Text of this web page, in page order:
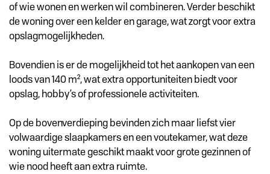
of wie wonen en werken wil combineren. Verder beschikt
de woning over een kelder en garage, wat zorgt voor extra
opslagmogelijkheden.
Bovendien is er de mogelijkheid tot het aankopen van een
loods van 140 m², wat extra opportuniteiten biedt voor
opslag, hobby’s of professionele activiteiten.
Op de bovenverdieping bevinden zich maar liefst vier
volwaardige slaapkamers en een voutekamer, wat deze
woning uitermate geschikt maakt voor grote gezinnen of
wie nood heeft aan extra ruimte.